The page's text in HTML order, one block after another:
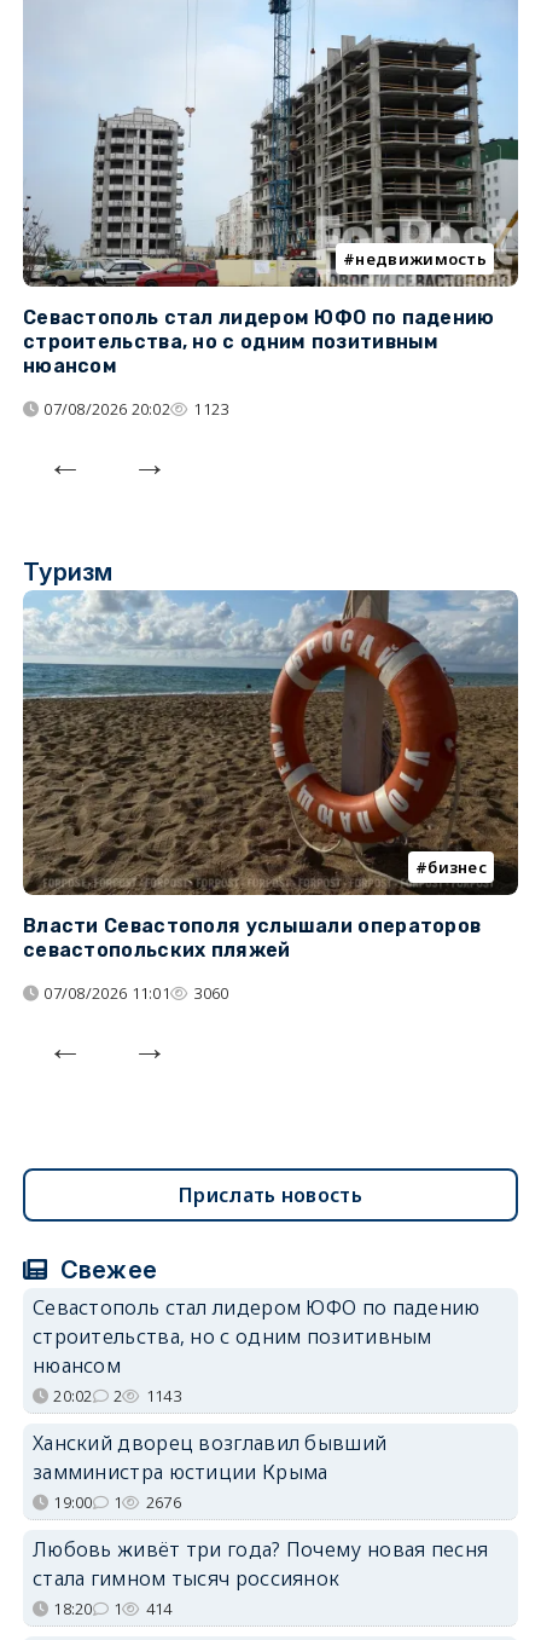
недвижимость
Севастополь стал лидером ЮФО по падению
строительства, но с одним позитивным
нюансом
07/08/2026 20:02 1123
Туризм
бизнес
Власти Севастополя услышали операторов
севастопольских пляжей
07/08/2026 11:01 3060
Прислать новость
Свежее
Севастополь стал лидером ЮФО по падению
строительства, но с одним позитивным
нюансом
20:02 2 1143
Ханский дворец возглавил бывший
замминистра юстиции Крыма
19:00 1 2676
Любовь живёт три года? Почему новая песня
стала гимном тысяч россиянок
18:20 1 414